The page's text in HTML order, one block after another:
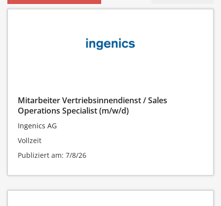
Mitarbeiter Vertriebsinnendienst / Sales
Operations Specialist (m/w/d)
Ingenics AG
Vollzeit
Publiziert am: 7/8/26